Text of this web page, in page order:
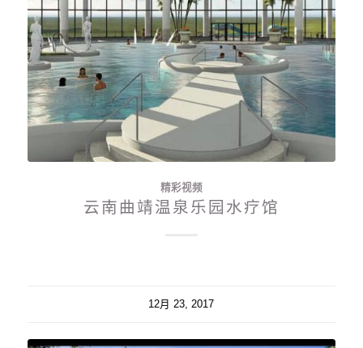
精彩视频
云南曲靖温泉乐园水疗馆
12月 23, 2017